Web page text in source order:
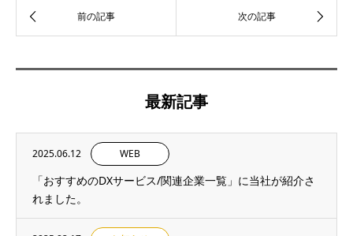
最新記事
2025.06.12 WEB
「おすすめのDXサービス/関連企業一覧」に当社が紹介さ
れました。